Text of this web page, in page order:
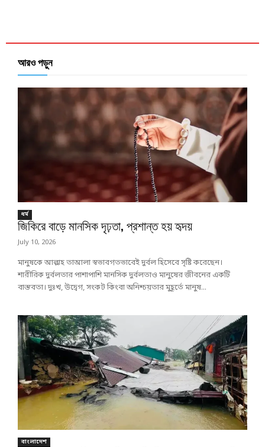
আরও পড়ুন
ধর্ম
জিকিরে বাড়ে মানসিক দৃঢ়তা, প্রশান্ত হয় হৃদয়
July 10, 2026
মানুষকে আল্লাহ তাআলা স্বভাবগতভাবেই দুর্বল হিসেবে সৃষ্টি করেছেন।
শারীরিক দুর্বলতার পাশাপাশি মানসিক দুর্বলতাও মানুষের জীবনের একটি
বাস্তবতা। দুঃখ, উদ্বেগ, সংকট কিংবা অনিশ্চয়তার মুহূর্তে মানুষ...
বাংলাদেশ